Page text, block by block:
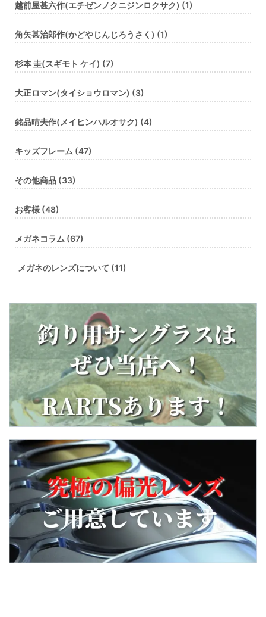
越前屋甚六作(エチゼンノクニジンロクサク) (1)
角矢甚治郎作(かどやじんじろうさく) (1)
杉本 圭(スギモト ケイ) (7)
大正ロマン(タイショウロマン) (3)
銘品晴夫作(メイヒンハルオサク) (4)
キッズフレーム (47)
その他商品 (33)
お客様 (48)
メガネコラム (67)
メガネのレンズについて (11)